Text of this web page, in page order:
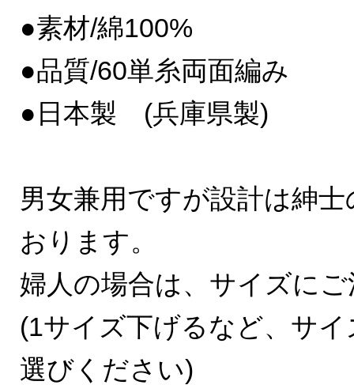
●素材/綿100%
●品質/60単糸両面編み
●日本製 (兵庫県製)
男女兼用ですが設計は紳
おります。
婦人の場合は、サイズに
(1サイズ下げるなど、サ
選びください)